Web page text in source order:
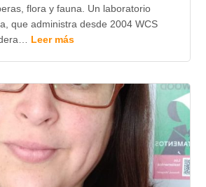
flora y fauna. Un laboratorio
que administra desde 2004 WCS
Leer más